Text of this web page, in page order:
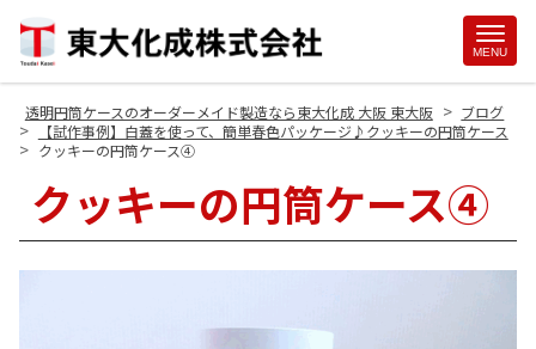
MENU
透明円筒ケースのオーダーメイド製造なら東大化成 大阪 東大阪 > ブログ
> 【試作事例】白蓋を使って、簡単春色パッケージ♪クッキーの円筒ケース
> クッキーの円筒ケース④
クッキーの円筒ケース④
Site
Footer